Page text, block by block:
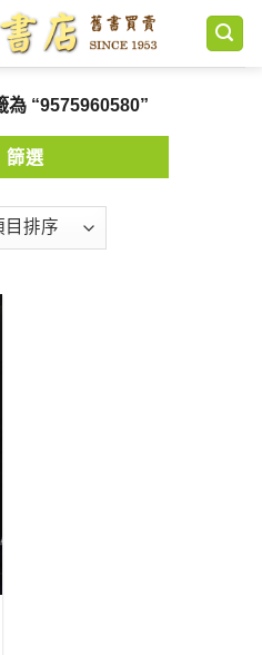
為 “9575960580”
篩選